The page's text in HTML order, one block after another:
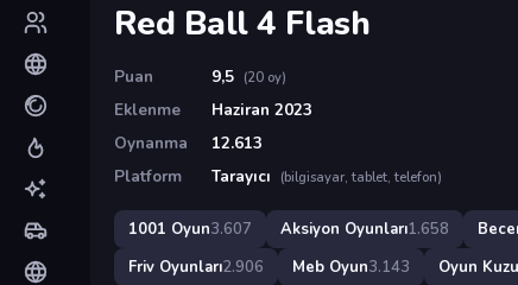
Red Ball 4 Flash
Puan 9,5 (20 oy)
Eklenme
Haziran 2023
Oynanma
12.613
Platform
Tarayıcı (bilgisayar, tablet, telefon)
1001 Oyun3.607 Aksiyon Oyunları1.658
Friv Oyunları2.906 Meb Oyun3.143 Oyun